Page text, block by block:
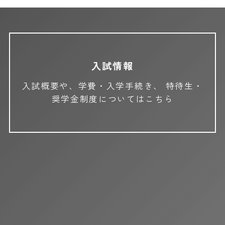
入試情報
入試概要や、学費・入学手続き、
特待生・
奨学金制度についてはこちら